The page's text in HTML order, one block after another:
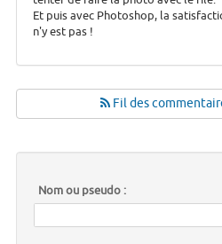
Et puis avec Photoshop, la
n'y est pas !
Fil des
Nom ou pseudo :